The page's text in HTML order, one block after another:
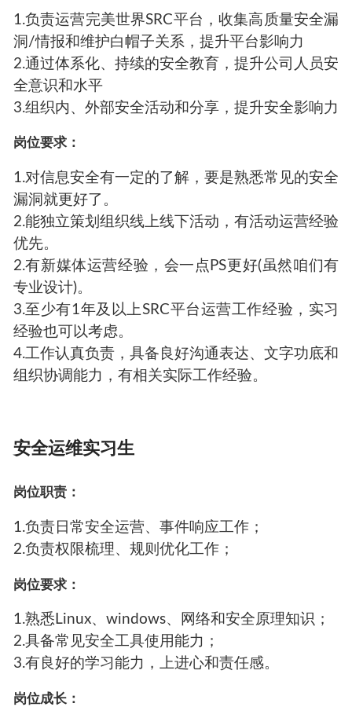
1.负责运营完美世界SRC平台，收集高质量安全漏
洞/情报和维护白帽子关系，提升平台影响力
2.通过体系化、持续的安全教育，提升公司人员安
全意识和水平
3.组织内、外部安全活动和分享，提升安全影响力
岗位要求：
1.对信息安全有一定的了解，要是熟悉常见的安全
漏洞就更好了。
2.能独立策划组织线上线下活动，有活动运营经验
优先。
2.有新媒体运营经验，会一点PS更好(虽然咱们有
专业设计)。
3.至少有1年及以上SRC平台运营工作经验，实习
经验也可以考虑。
4.工作认真负责，具备良好沟通表达、文字功底和
组织协调能力，有相关实际工作经验。
安全运维实习生
岗位职责：
1.负责日常安全运营、事件响应工作；
2.负责权限梳理、规则优化工作；
岗位要求：
1.熟悉Linux、windows、网络和安全原理知识；
2.具备常见安全工具使用能力；
3.有良好的学习能力，上进心和责任感。
岗位成长：